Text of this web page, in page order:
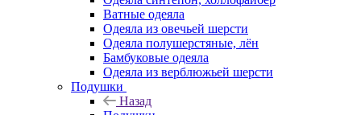
Ватные одеяла
Одеяла из овечьей шерсти
Одеяла полушерстяные, лён
Бамбуковые одеяла
Одеяла из верблюжьей шерсти
Подушки
Назад